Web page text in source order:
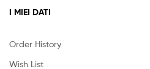
I MIEI DATI
Order History
Wish List